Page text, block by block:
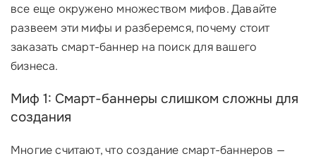
все еще окружено множеством мифов. Давайте
развеем эти мифы и разберемся, почему стоит
заказать смарт-баннер на поиск для вашего
бизнеса.
Миф 1: Смарт-баннеры слишком сложны для
создания
Многие считают, что создание смарт-баннеров —